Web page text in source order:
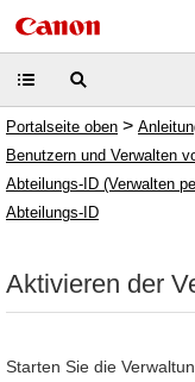
Portalseite oben >
Benutzern und Verwalten
Abteilungs-ID (Verwalten
Abteilungs-ID
Aktivieren der
Starten Sie die